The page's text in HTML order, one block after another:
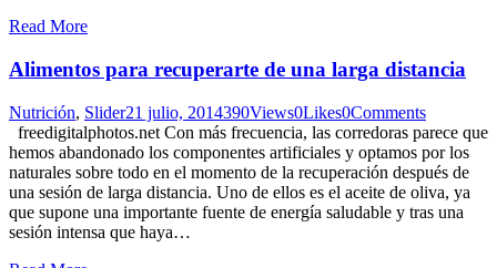
Read More
Alimentos para recuperarte de una larga distancia
Nutrición, Slider21 julio, 2014390Views0Likes0Comments
freedigitalphotos.net Con más frecuencia, las corredoras parece que
hemos abandonado los componentes artificiales y optamos por los
naturales sobre todo en el momento de la recuperación después de
una sesión de larga distancia. Uno de ellos es el aceite de oliva, ya
que supone una importante fuente de energía saludable y tras una
sesión intensa que haya…